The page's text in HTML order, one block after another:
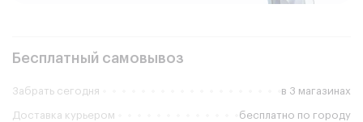
Бесплатный самовывоз
Забрать сегодня в 3 магазинах
Доставка курьером
бесплатно по городу